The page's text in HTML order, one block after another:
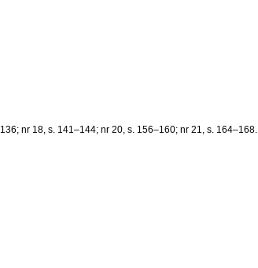
nr 18, s. 141–144; nr 20, s. 156–160; nr 21, s. 164–168.